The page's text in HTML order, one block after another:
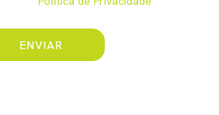
ENVIAR